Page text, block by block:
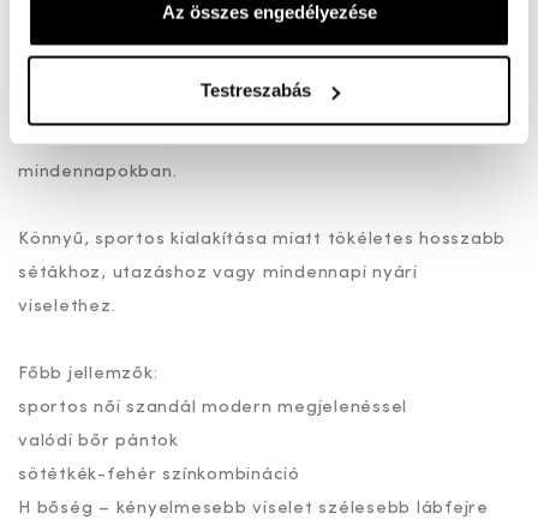
Az összes engedélyezése
Testreszabás
biztosít a szélesebb lábfej számára, így azoknak is
mindennapokban.
Könnyű, sportos kialakítása miatt tökéletes hosszabb
sétákhoz, utazáshoz vagy mindennapi nyári
viselethez.
Főbb jellemzők:
sportos női szandál modern megjelenéssel
valódi bőr pántok
sötétkék-fehér színkombináció
H bőség – kényelmesebb viselet szélesebb lábfejre